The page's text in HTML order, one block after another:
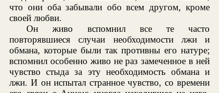
что они оба забывали обо всем другом, кроме
своей любви.
Он живо вспомнил все те часто
повторявшиеся случаи необходимости лжи и
обмана, которые были так противны его натуре;
вспомнил особенно живо не раз замеченное в ней
чувство стыда за эту необходимость обмана и
лжи. И он испытал странное чувство, со времени